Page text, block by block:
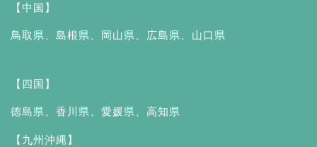
【中国】
鳥取県 島根県 岡山県 広島県 山口県
【四国】
徳島県 香川県 愛媛県 高知県
【九州沖縄】